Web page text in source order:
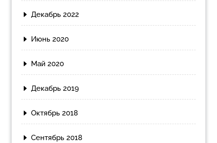
Декабрь 2022
Июнь 2020
Май 2020
Декабрь 2019
Октябрь 2018
Сентябрь 2018